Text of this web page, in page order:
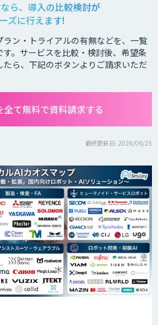
ら、導入の比較検討が
ズに行えます!
ン・トライアルの有無などを、一覧
。サービスを比較・検討後、希望条
ら、下記のボタンよりご請求いただ
全て無料で資料請求する
最終更新日: 2026/06/25